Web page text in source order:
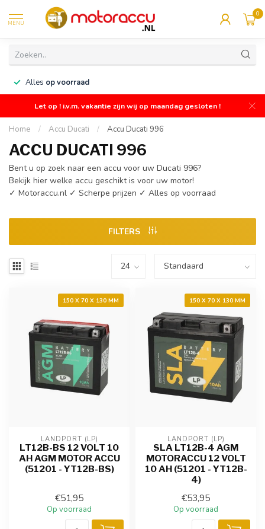
MENU
0
Alles op voorraad
Let op ! i.v.m. vakantie zijn wij op maandag gesloten !
Home / Accu Ducati / Accu Ducati 996
ACCU DUCATI 996
Bent u op zoek naar een accu voor uw Ducati 996?
Bekijk hier welke accu geschikt is voor uw motor!
✓ Motoraccu.nl ✓ Scherpe prijzen ✓ Alles op voorraad
FILTERS
150 X 70 X 130 MM
LANDPORT (LP)
LT12B-BS 12 VOLT 10
AH AGM MOTOR ACCU
(51201 - YT12B-BS)
€51,95
Op voorraad
150 X 70 X 130 MM
LANDPORT (LP)
SLA LT12B-4 AGM
MOTORACCU 12 VOLT
10 AH (51201 - YT12B-
4)
€53,95
Op voorraad